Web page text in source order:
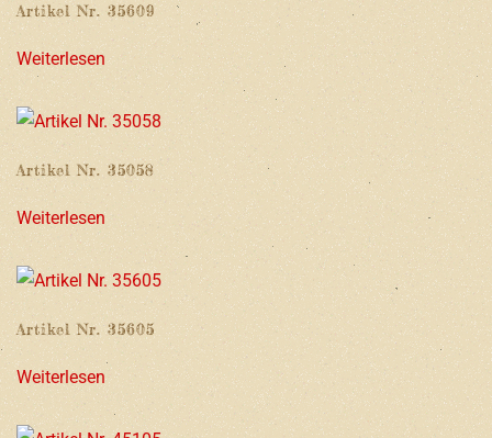
Artikel Nr. 35609
Weiterlesen
Artikel Nr. 35058
Weiterlesen
Artikel Nr. 35605
Weiterlesen